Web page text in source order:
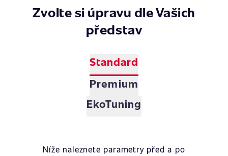
Zvolte si úpravu dle Vašich
představ
Standard
Premium
EkoTuning
Níže naleznete parametry před a po